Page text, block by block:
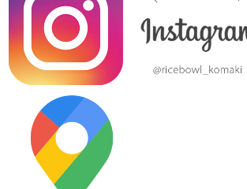
≪おすすめ≫ あったか～いお茶にどうぞ！し
荷しました♪焼きたてホヤホヤです★
2023/10/12
≪新着商品≫ 波佐見焼のアイテム新入荷しま
てるボーダーカップなど
2023/9/21